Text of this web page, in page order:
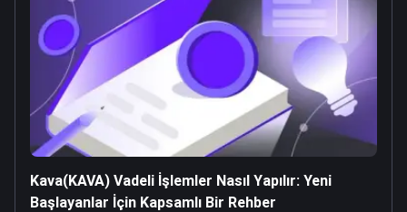
Kava(KAVA) Vadeli İşlemler Nasıl Yapılır: Yeni
Başlayanlar İçin Kapsamlı Bir Rehber